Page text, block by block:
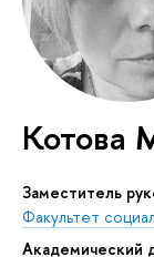
Котова
Заместитель
Факультет
академический